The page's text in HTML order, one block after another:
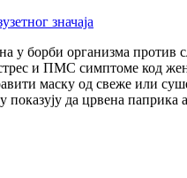
значаја
у борби организма против
и ПМС симптоме код
маску од свеже или
да црвена паприка